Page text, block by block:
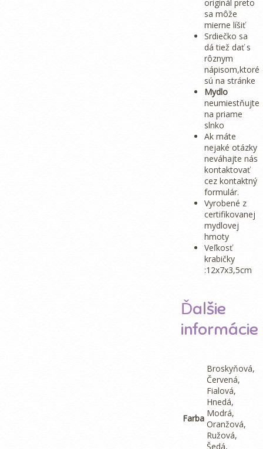
originál preto
sa môže
mierne líšiť
Srdiečko sa
dá tiež dať s
rôznym
nápisom,ktoré
sú na stránke
Mydlo
neumiestňujte
na priame
slnko
Ak máte
nejaké otázky
neváhajte nás
kontaktovať
cez kontaktný
formulár.
Vyrobené z
certifikovanej
mydlovej
hmoty
Veľkosť
krabičky
:12x7x3,5cm
Ďalšie
informácie
Farba
Broskyňová,
Červená,
Fialová,
Hnedá,
Modrá,
Oranžová,
Ružová,
Šedá,